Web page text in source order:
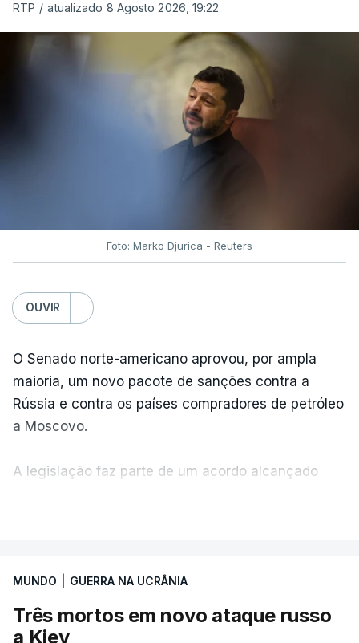
RTP / atualizado 8 Agosto 2026, 19:22
Foto: Marko Djurica - Reuters
OUVIR
O Senado norte-americano aprovou, por ampla
maioria, um novo pacote de sanções contra a
Rússia e contra os países compradores de petróleo
a Moscovo.
A legislação faz parte de um acordo alcançado
Vladimir Putin e aos principais comandantes
militares e ainda a aplicação de tarifas até 500%
sobre as exportações russas.
MUNDO GUERRA NA UCRÂNIA
Três mortos em novo ataque russo
a Kiev